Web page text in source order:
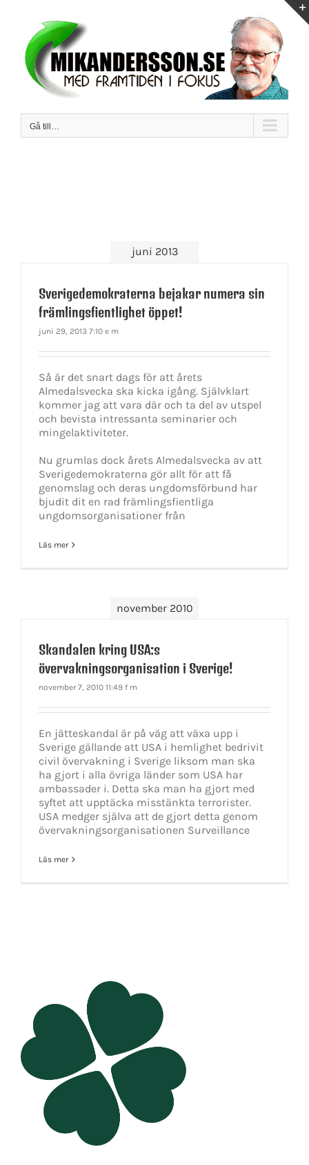
innehållet
Gå till…
juni 2013
Sverigedemokraterna bejakar numera sin
främlingsfientlighet öppet!
juni 29, 2013 7:10 e m
Så är det snart dags för att årets
Almedalsvecka ska kicka igång. Självklart
kommer jag att vara där och ta del av utspel
och bevista intressanta seminarier och
mingelaktiviteter.
Nu grumlas dock årets Almedalsvecka av att
Sverigedemokraterna gör allt för att få
genomslag och deras ungdomsförbund har
bjudit dit en rad främlingsfientliga
ungdomsorganisationer från
Läs mer
november 2010
Skandalen kring USA:s
övervakningsorganisation i Sverige!
november 7, 2010 11:49 f m
En jätteskandal är på väg att växa upp i
Sverige gällande att USA i hemlighet bedrivit
civil övervakning i Sverige liksom man ska
ha gjort i alla övriga länder som USA har
ambassader i. Detta ska man ha gjort med
syftet att upptäcka misstänkta terrorister.
USA medger själva att de gjort detta genom
övervakningsorganisationen Surveillance
Läs mer